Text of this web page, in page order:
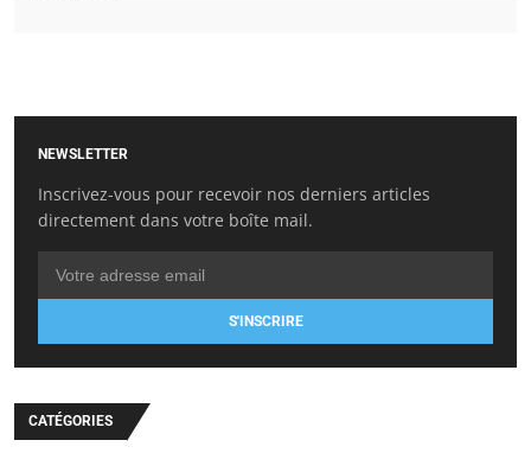
NEWSLETTER
Inscrivez-vous pour recevoir nos derniers articles
directement dans votre boîte mail.
S'INSCRIRE
CATÉGORIES